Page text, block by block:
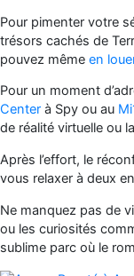
Pour pimenter votre
trésors cachés de
pouvez même en
Pour un moment
Center à Spy ou au
de réalité virtuelle ou
Après l’effort, le
vous relaxer à deux
Ne manquez pas de
ou les curiosités
sublime parc où le